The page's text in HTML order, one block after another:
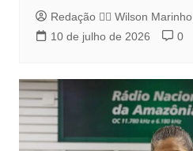
Redação 👨‍⚖️​ Wilson Marinho
10 de julho de 2026
0